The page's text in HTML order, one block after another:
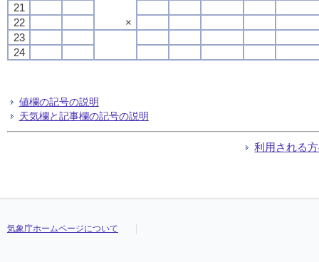
×
21
22
23
24
値欄の記号の説明
天気欄と記事欄の記号の説明
利用される
気象庁ホームページについて